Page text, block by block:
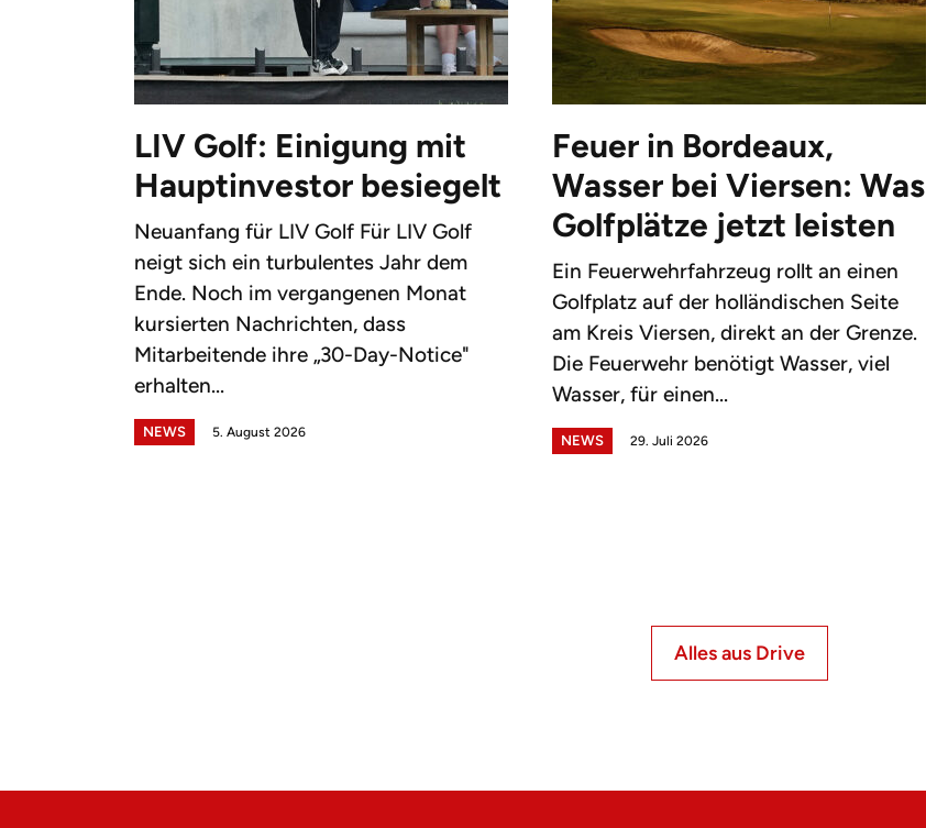
LIV Golf: Einigung mit
Hauptinvestor besiegelt
Neuanfang für LIV Golf Für LIV Golf
neigt sich ein turbulentes Jahr dem
Ende. Noch im vergangenen Monat
kursierten Nachrichten, dass
Mitarbeitende ihre „30-Day-Notice"
erhalten...
NEWS 5. August 2026
Feuer in Bordeaux,
Wasser bei Viersen: Was
Golfplätze jetzt leisten
Ein Feuerwehrfahrzeug rollt an einen
Golfplatz auf der holländischen Seite
am Kreis Viersen, direkt an der Grenze.
Die Feuerwehr benötigt Wasser, viel
Wasser, für einen...
NEWS 29. Juli 2026
Alles aus Drive